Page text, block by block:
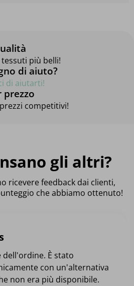
più belli!
di aiuto?
di aiutarti!
prezzo
competitivi!
gli altri?
ricevere feedback dai clienti,
che abbiamo ottenuto!
È stato
con un'alternativa
non era più disponibile.